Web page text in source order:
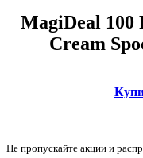
MagiDeal 100
Cream
Не пропускайте акции и